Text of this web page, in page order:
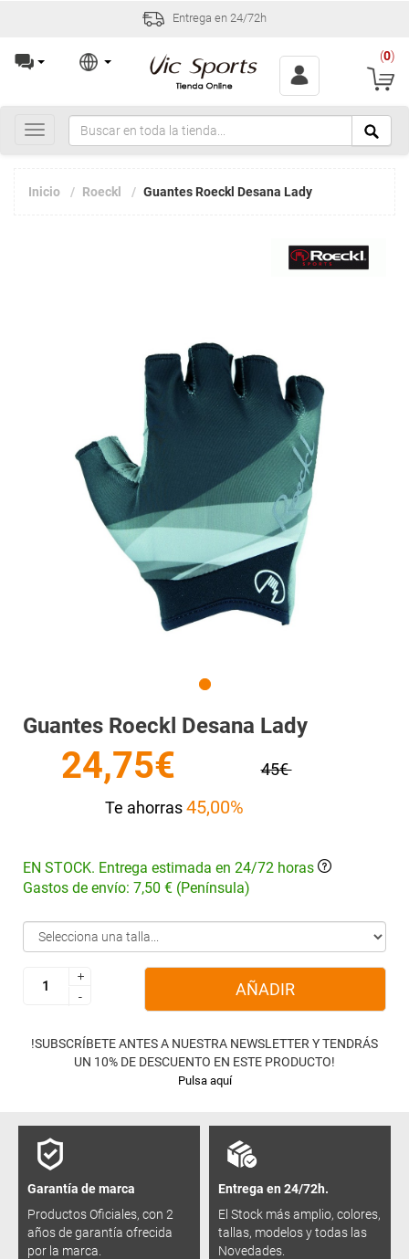
Entrega en 24/72h
(0)
Toggle
navigation
Inicio Roeckl Guantes Roeckl Desana Lady
Guantes Roeckl Desana Lady
24,75€
45€
Te ahorras45,00%
EN STOCK. Entrega estimada en 24/72 horas
Gastos de envío: 7,50 € (Península)
+
-
+
-
AÑADIR
!SUBSCRÍBETE ANTES A NUESTRA NEWSLETTER Y TENDRÁS
UN 10% DE DESCUENTO EN ESTE PRODUCTO!
Pulsa aquí
Garantía de marca
Productos Oficiales, con 2
años de garantía ofrecida
por la marca.
Entrega en 24/72h.
El Stock más amplio, colores,
tallas, modelos y todas las
Novedades.